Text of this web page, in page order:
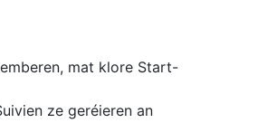
mat klore Start-
ze geréieren an